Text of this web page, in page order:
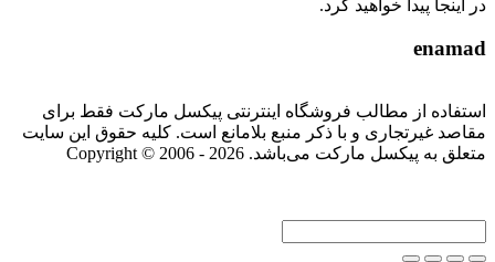
در اینجا پیدا خواهید کرد.
enamad
استفاده از مطالب فروشگاه اینترنتی پیکسل مارکت فقط برای
مقاصد غیرتجاری و با ذکر منبع بلامانع است. کلیه حقوق این سایت
متعلق به پیکسل مارکت می‌باشد. Copyright © 2006 - 2026